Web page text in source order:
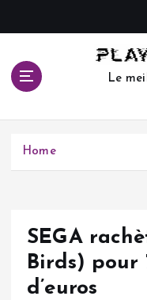
c
Le
Home
SEGA
Birds) pour
d’euros